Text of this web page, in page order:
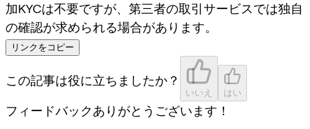
加KYCは不要ですが、第三者の取引サービスでは独自
の確認が求められる場合があります。
リンクをコピー
この記事は役に立ちましたか？
いいえ はい
フィードバックありがとうございます！